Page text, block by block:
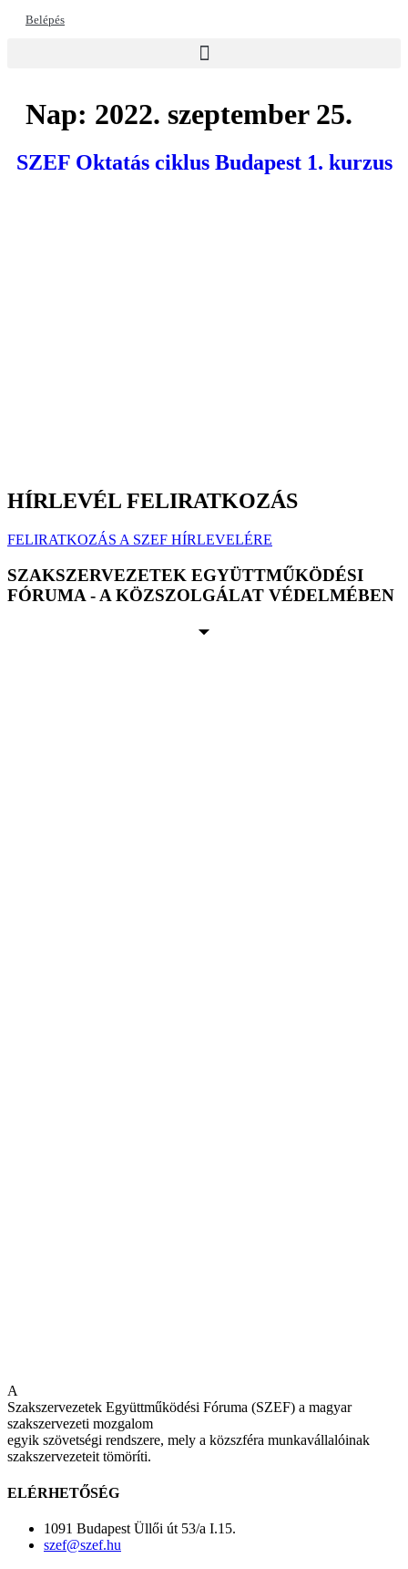
Belépés
Nap: 2022. szeptember 25.
SZEF Oktatás ciklus Budapest 1. kurzus
HÍRLEVÉL FELIRATKOZÁS
FELIRATKOZÁS A SZEF HÍRLEVELÉRE
SZAKSZERVEZETEK EGYÜTTMŰKÖDÉSI
FÓRUMA - A KÖZSZOLGÁLAT VÉDELMÉBEN
A
Szakszervezetek Együttműködési Fóruma (SZEF) a magyar
szakszervezeti mozgalom
egyik szövetségi rendszere, mely a közszféra munkavállalóinak
szakszervezeteit tömöríti.
ELÉRHETŐSÉG
1091 Budapest Üllői út 53/a I.15.
szef@szef.hu